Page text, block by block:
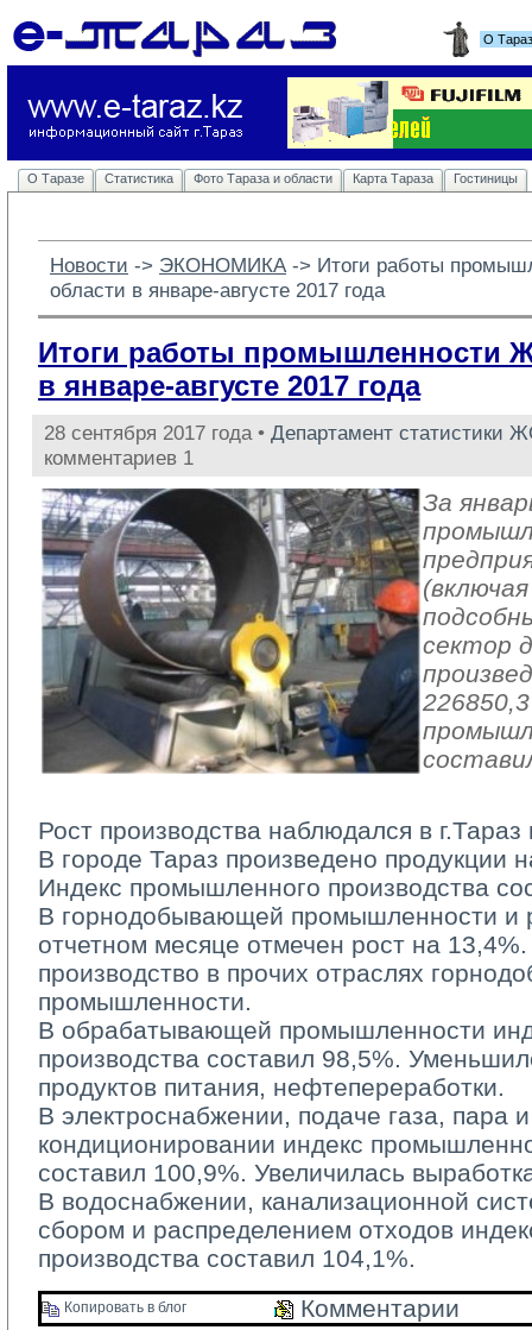
О
О Таразе Статистика Фото Тараза и области Карта Тараза Гостиницы
Новости -> ЭКОНОМИКА -> Итоги работы
области в январе-августе 2017 года
Итоги работы промышленности
в январе-августе 2017 года
28 сентября 2017 года • Департамент статистики
комментариев 1
За
сектор
Рост производства наблюдался в
В городе Тараз произведено продукции
Индекс промышленного производства
В горнодобывающей промышленности и
отчетном месяце отмечен рост на
производство в прочих отраслях
промышленности.
В обрабатывающей промышленности
производства составил 98,5%.
продуктов питания, нефтепереработки.
В электроснабжении, подаче газа, пара
кондиционировании индекс
составил 100,9%. Увеличилась
В водоснабжении, канализационной
сбором и распределением отходов
производства составил 104,1%.
Копировать в блог Комментарии